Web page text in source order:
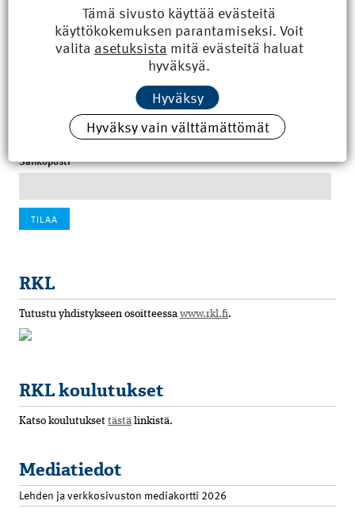
Kyberisku kiinteistötietoihin haittaisi energiarakentamista
8.6.2026 15:21
100 vuotta sitten: Rajajoen uusi rautatiesilta
Tilaa uutiskirje
Sähköposti
RKL
Tutustu yhdistykseen osoitteessa www.rkl.fi.
RKL koulutukset
Katso koulutukset tästä linkistä.
Mediatiedot
Lehden ja verkkosivuston mediakortti 2026
Tämä sivusto käyttää evästeitä
käyttökokemuksen parantamiseksi. Voit
valita asetuksista mitä evästeitä haluat
hyväksyä.
Hyväksy
Hyväksy vain välttämättömät